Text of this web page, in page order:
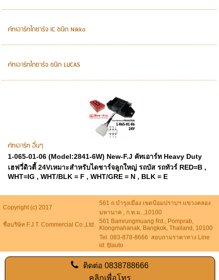
คัทเอาร์ทไดชาร์จ IC ชนิด Nikko
คัทเอาร์ทไดชาร์จ ชนิด LUCAS
คัทเอาร์ท อื่นๆ
1-065-01-06 (Model:2841-6W) New-F.J คัทเอาร์ท Heavy Duty
เฮฟวี่ดิวตี้ 24Vเหมาะสำหรับไดชาร์จลูกใหญ่ รถบัส รถทัวร์ RED=B ,
WHT=IG , WHT/BLK = F , WHT/GRE = N , BLK = E
Copyright (c) 2017
561 ถ.บำรุงเมือง เขตป้อมปราบฯ แขวงคลอง
มหานาค , ก.ท.ม. ,10100
ชื่อบริษัท F.J.T. Commercial Co.,Ltd.
561 Bamrungmuang Rd., Pomprab,
Klongmahanak, Bangkok, Thailand, 10100
Tel. 083-878-8666 สอบถามราคาทาง Line
id: fjtauto
ติดต่อ0838788666
คลิกเพื่อโทร